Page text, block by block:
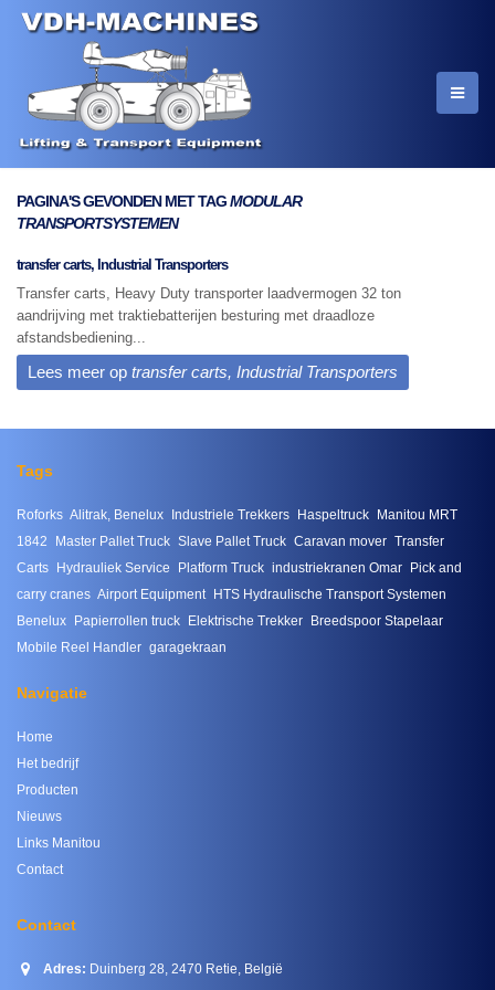
PAGINA'S GEVONDEN MET TAGMODULAR
TRANSPORTSYSTEMEN
transfer carts, Industrial Transporters
Transfer carts, Heavy Duty transporter laadvermogen 32 ton
aandrijving met traktiebatterijen besturing met draadloze
afstandsbediening...
Lees meer op transfer carts, Industrial Transporters
Tags
Roforks Alitrak, Benelux Industriele Trekkers Haspeltruck
Manitou MRT
1842
Master Pallet Truck Slave Pallet Truck Caravan mover Transfer
Carts
Hydrauliek Service Platform Truck industriekranen Omar
Pick and
carry cranes Airport Equipment
HTS Hydraulische Transport Systemen
Benelux
Papierrollen truck Elektrische Trekker
Breedspoor Stapelaar
Mobile Reel Handler garagekraan
Navigatie
Home
Het bedrijf
Producten
Nieuws
Links Manitou
Contact
Contact
Adres: Duinberg 28, 2470 Retie, België